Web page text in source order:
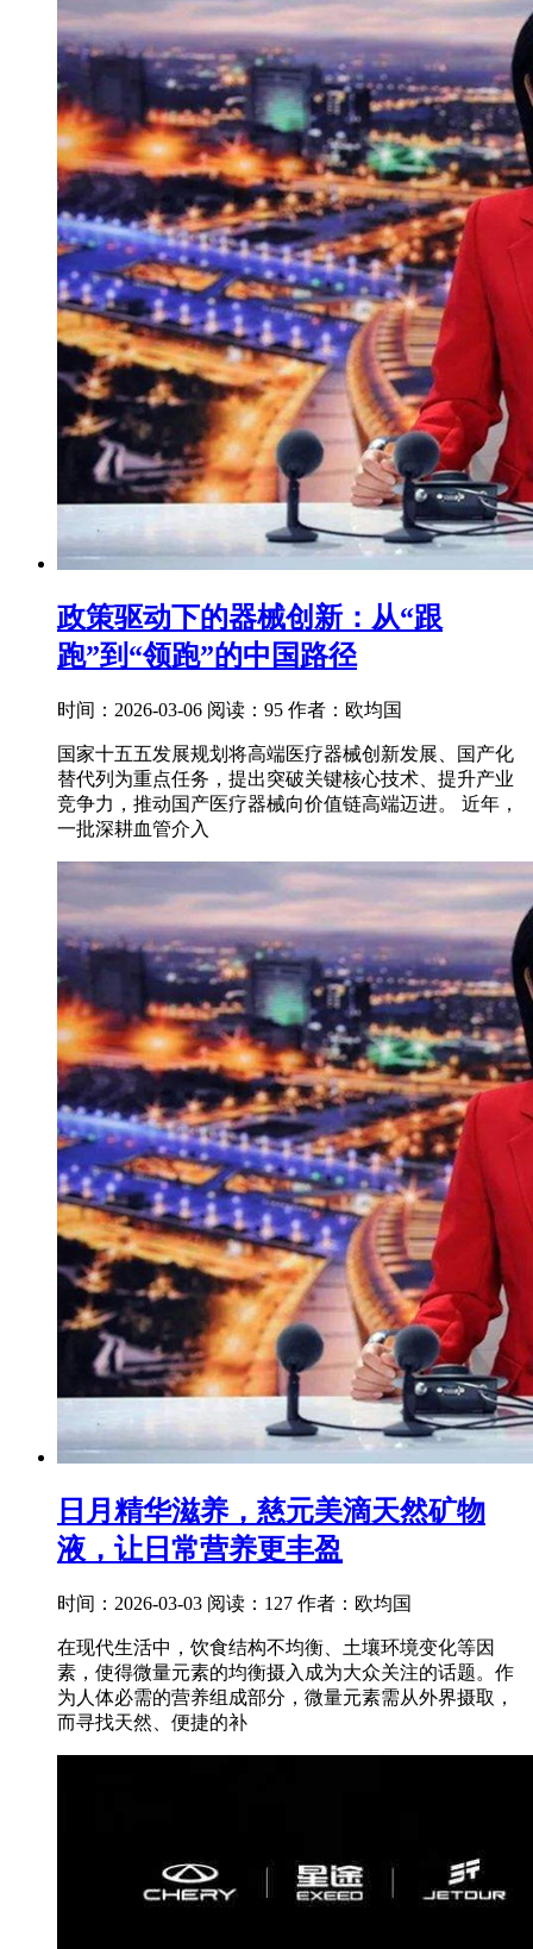
政策驱动下的器械创新：从“跟
跑”到“领跑”的中国路径
时间：2026-03-06 阅读：95 作者：欧均国
国家十五五发展规划将高端医疗器械创新发展、国产化
替代列为重点任务，提出突破关键核心技术、提升产业
竞争力，推动国产医疗器械向价值链高端迈进。 近年，
一批深耕血管介入
日月精华滋养，慈元美滴天然矿物
液，让日常营养更丰盈
时间：2026-03-03 阅读：127 作者：欧均国
在现代生活中，饮食结构不均衡、土壤环境变化等因
素，使得微量元素的均衡摄入成为大众关注的话题。作
为人体必需的营养组成部分，微量元素需从外界摄取，
而寻找天然、便捷的补